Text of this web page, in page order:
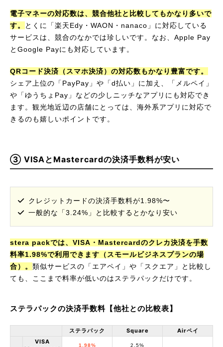
電子マネーの対応数は、競合他社と比較してもかなり多いで
す。
とくに「楽天Edy・WAON・nanaco」に対応している
サービスは、競合のなかでは珍しいです。なお、Apple Pay
とGoogle Payにも対応しています。
QRコード決済（スマホ決済）の対応数もかなり豊富です。
シェア上位の「PayPay」や「d払い」に加え、「メルペイ」
や「ゆうちょPay」などの少しニッチなアプリにも対応でき
ます。観光地近辺の店舗にとっては、海外系アプリに対応で
きるのも嬉しいポイントです。
③ VISAとMastercardの決済手数料が安い
クレジットカードの決済手数料が1.98%〜
一般的な「3.24%」と比較するとかなり安い
stera packでは、VISA・Mastercardのクレカ決済を手数
料率1.98%で利用できます（スモールビジネスプランの場
合）。 類似サービスの「エアペイ」や「スクエア」と比較し
ても、ここまで料率が低いのはステラパックだけです。
ステラパックの決済手数料【他社との比較表】
ステラパック Square Airペイ
VISA
1.98% 2.5%